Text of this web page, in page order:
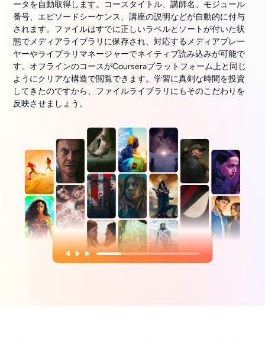
ータを自動取得します。コースタイトル、講師名、モジュール
番号、エピソードシーケンス、講座の説明などが自動的に付与
されます。ファイルはすでに正しいラベルとソートが付いた状
態でメディアライブラリに保存され、対応するメディアプレー
ヤーやライブラリマネージャーでネイティブ読み込みが可能で
す。オフラインのコースがCourseraプラットフォーム上と同じ
ようにクリアな構造で閲覧できます。学習に真剣な時間を投資
してきたのですから、ファイルライブラリにもそのこだわりを
反映させましょう。